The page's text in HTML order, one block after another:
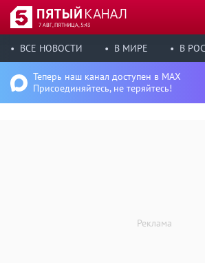
7 АВГ, ПЯТНИЦА, 5:43
ВСЕ НОВОСТИ В МИРЕ В
Теперь наш канал доступен в MAX
Присоединяйтесь, не теряйтесь!